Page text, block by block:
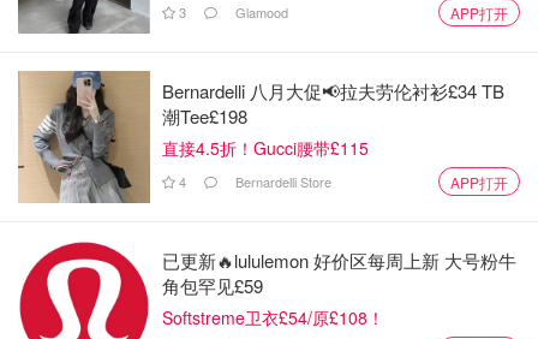
食谱（豆浆和果汁）
豆浆
3 Glamood APP打开
Bernardelli 八月大促📢拉夫劳伦衬衫£34 TB
潮Tee£198
直接4.5折！Gucci腰带£115
4 Bernardelli Store APP打开
已更新🔥lululemon 好价区每周上新 大号粉牛
角包罕见£59
Softstreme卫衣£54/原£108！